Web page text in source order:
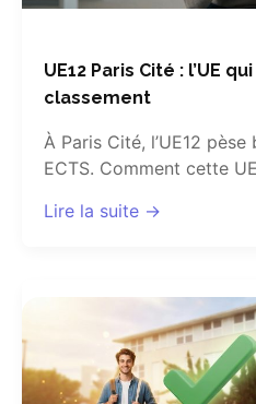
UE12 Paris Cité : l’UE
classement
À Paris Cité, l’UE12
ECTS. Comment cette
Lire la suite →